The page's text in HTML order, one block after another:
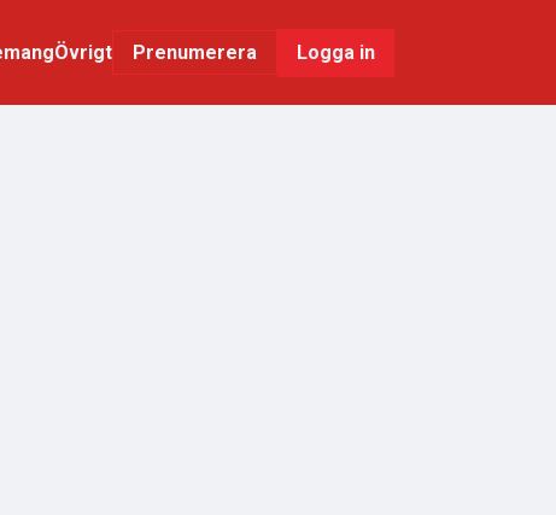
Övrigt Prenumerera Logga in